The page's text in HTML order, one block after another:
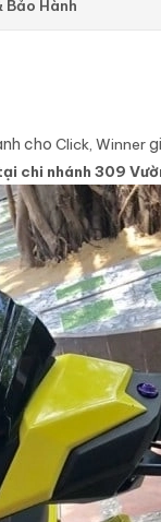
Bảo Hành
cho Click, Winner
chi nhánh 309